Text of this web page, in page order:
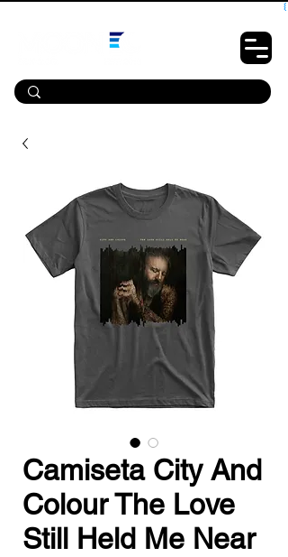
Camiseta City And
Colour The Love
Still Held Me Near